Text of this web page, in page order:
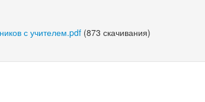
с учителем.pdf (873 скачивания)